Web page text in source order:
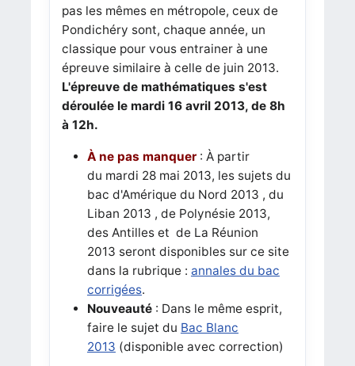
pas les mêmes en métropole, ceux de
Pondichéry sont, chaque année, un
classique pour vous entrainer à une
épreuve similaire à celle de juin 2013.
L'épreuve de mathématiques s'est
déroulée le mardi 16 avril 2013, de 8h
à 12h.
À ne pas manquer: À partir
du mardi 28 mai 2013, les sujets du
bac d'Amérique du Nord 2013 , du
Liban 2013 , de Polynésie 2013,
des Antilles et de La Réunion
2013 seront disponibles sur ce site
dans la rubrique : annales du bac
corrigées.
Nouveauté: Dans le même esprit,
faire le sujet du Bac Blanc
2013 (disponible avec correction)